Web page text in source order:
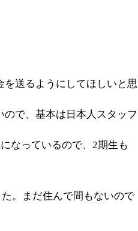
送るようにしてほしいと思
で、基本は日本人スタッフ
なっているので、2期生も
。まだ住んで間もないので